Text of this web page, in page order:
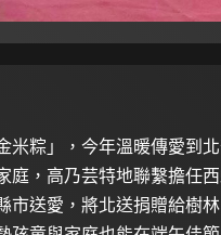
米粽」，今年溫暖傳愛到
庭，高乃芸特地聯繫擔任
市送愛，將北送捐贈給樹